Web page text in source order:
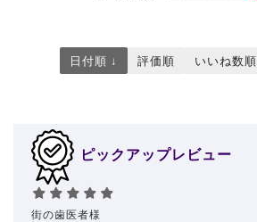
日付順 ↓ 評価順 いいね数順
ピックアップレビュー
街の歯医者様